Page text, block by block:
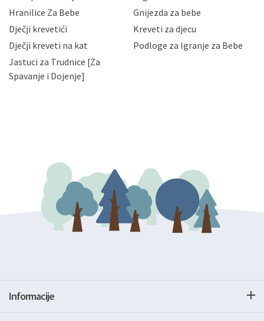
slučajevima koji su dozvoljeni zakonima. Napominjemo
da možete u svako doba, u potpunosti ili djelomice,
zatražiti prestanak aktivnosti obrade Vaših osobnih
podataka. Opoziv privole možete podnijeti poštom na
gore navedenu adresu ili e-mailom na adresu:
Hranilice Za Bebe
Gnijezda za bebe
Dječji krevetići
Kreveti za djecu
Dječji kreveti na kat
Podloge za Igranje za Bebe
Jastuci za Trudnice [Za
Spavanje i Dojenje]
Informacije